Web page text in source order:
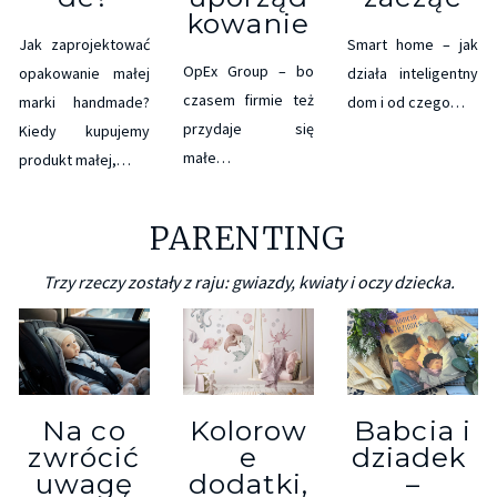
Jak zaprojektować
opakowanie małej
marki handmade?
Kiedy kupujemy
produkt małej,…
kowanie
OpEx Group – bo
czasem firmie też
przydaje się
małe…
Smart home – jak
działa inteligentny
dom i od czego…
PARENTING
Trzy rzeczy zostały z raju: gwiazdy, kwiaty i oczy dziecka.
Na co
zwrócić
uwagę
Kolorow
e
dodatki,
Babcia i
dziadek
–